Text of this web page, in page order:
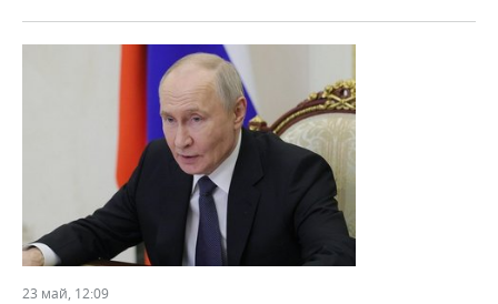
23 май, 12:09